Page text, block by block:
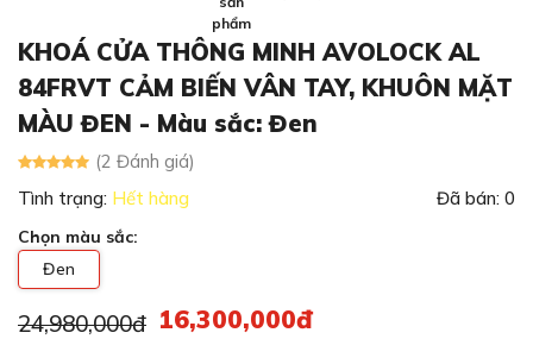
phẩm
KHOÁ CỬA THÔNG MINH AVOLOCK AL
84FRVT CẢM BIẾN VÂN TAY, KHUÔN MẶT
MÀU ĐEN - Màu sắc: Đen
(2 Đánh giá)
Tình trạng: Hết hàng Đã bán: 0
Chọn màu sắc:
Đen
24,980,000đ 16,300,000đ